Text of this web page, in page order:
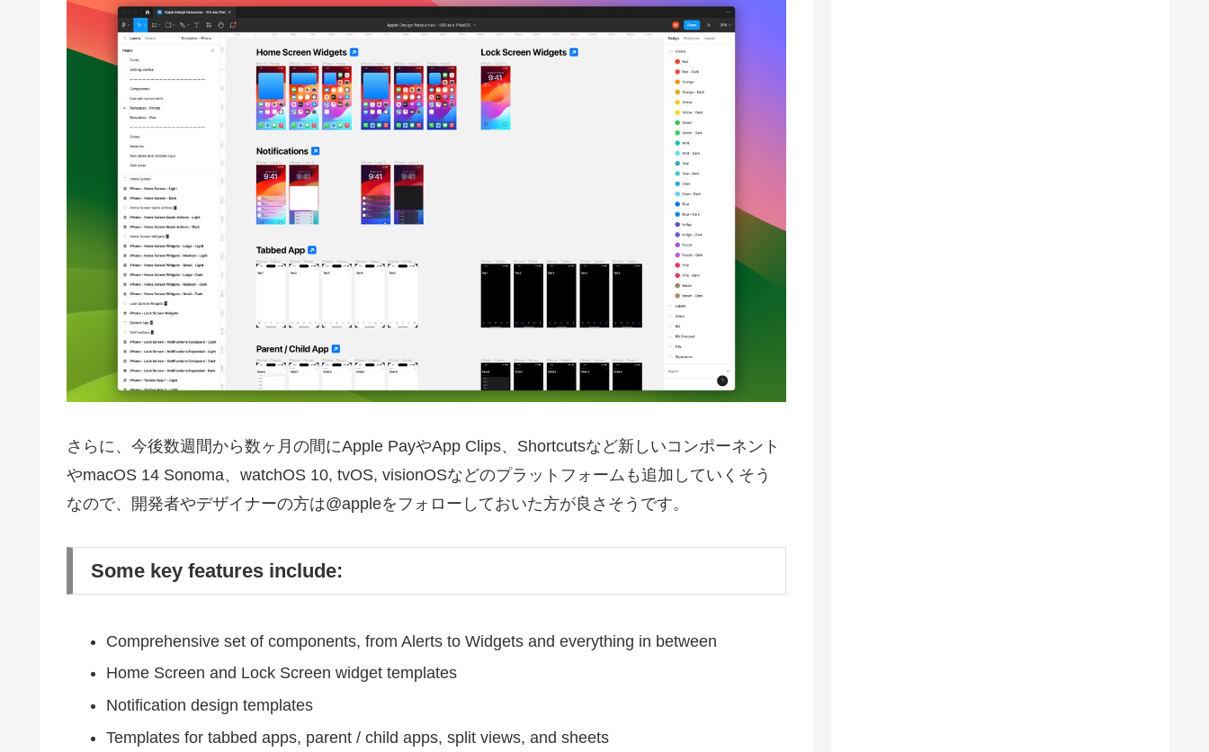
さらに、今後数週間から数ヶ月の間にApple PayやApp Clips、Shortcutsなど新しいコンポーネント
やmacOS 14 Sonoma、watchOS 10, tvOS, visionOSなどのプラットフォームも追加していくそう
なので、開発者やデザイナーの方は@appleをフォローしておいた方が良さそうです。
Some key features include:
Comprehensive set of components, from Alerts to Widgets and everything in between
Home Screen and Lock Screen widget templates
Notification design templates
Templates for tabbed apps, parent / child apps, split views, and sheets